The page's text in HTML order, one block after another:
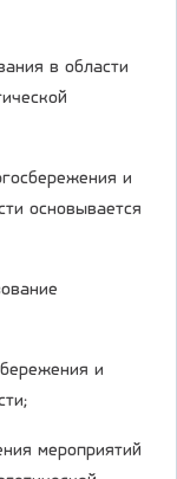
в области
и
основывается
и
мероприятий